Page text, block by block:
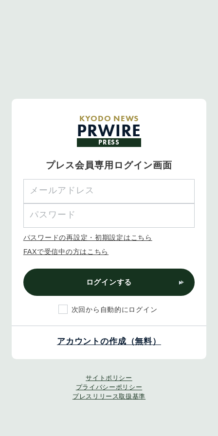
KYODO NEWS
PRWIRE
PRESS
プレス会員専用ログイン画面
パスワードの再設定・初期設定はこちら
FAXで受信中の方はこちら
ログインする
次回から自動的にログイン
アカウントの作成（無料）
サイトポリシー
プライバシーポリシー
プレスリリース取扱基準